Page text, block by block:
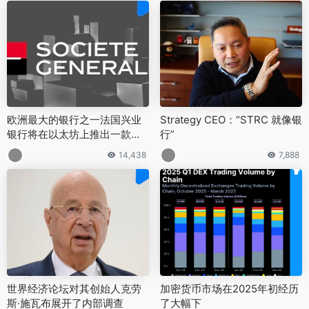
欧洲最大的银行之一法国兴业
银行将在以太坊上推出一款与
美元挂钩的稳定币
14,438
Strategy CEO：“STRC 就像银
行”
7,888
世界经济论坛对其创始人克劳
斯·施瓦布展开了内部调查
加密货币市场在2025年初经历
了大幅下